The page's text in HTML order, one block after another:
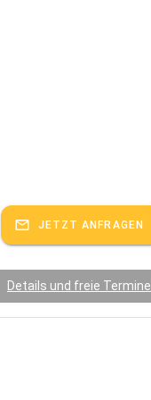
JETZT ANFRAGEN
Details und freie Termine